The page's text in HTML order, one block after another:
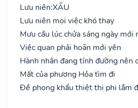
Lưu niên:XẤU
Lưu niên mọi việc khó thay
Mưu cầu lúc chửa sáng ngày mới
Việc quan phải hoãn mới yên
Hành nhân đang tính đường nên
Mất của phương Hỏa tìm đi
Đề phong khẩu thiệt thị phi lắm